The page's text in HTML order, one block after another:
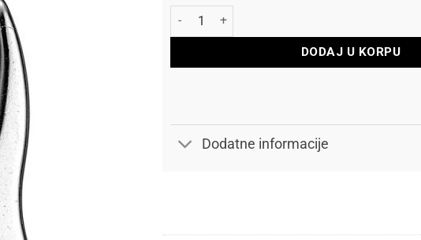
Union nosač zadnjeg mjenjača GH-145 količina
DODAJ U KORPU
Dodatne informacije